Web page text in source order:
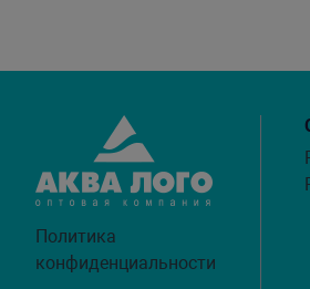
Политика
конфиденциальности